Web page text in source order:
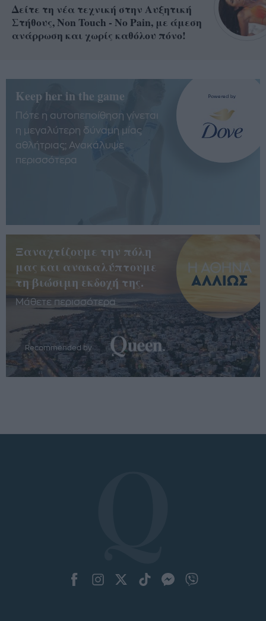
Δείτε τη νέα τεχνική στην Αυξητική
Στήθους, Non Touch - No Pain, με άμεση
ανάρρωση και χωρίς καθόλου πόνο!
Keep her in the game
Πότε η αυτοπεποίθηση γίνεται
η μεγαλύτερη δύναμη μίας
αθλήτριας; Ανακάλυψε
περισσότερα
Ξαναχτίζουμε την πόλη
μας και ανακαλύπτουμε
τη βιώσιμη εκδοχή της.
Μάθετε περισσότερα
Recommended by